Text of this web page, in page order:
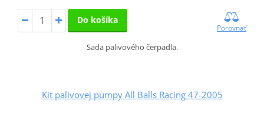
Do košíka
Porovnať
Sada palivového čerpadla.
Kit palivovej pumpy All Balls Racing 47-2005